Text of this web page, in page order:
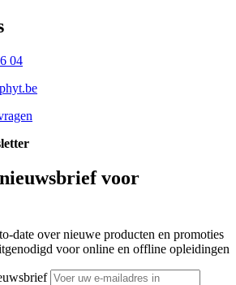
04
voor
date over nieuwe producten en promoties
voor online en offline opleidingen